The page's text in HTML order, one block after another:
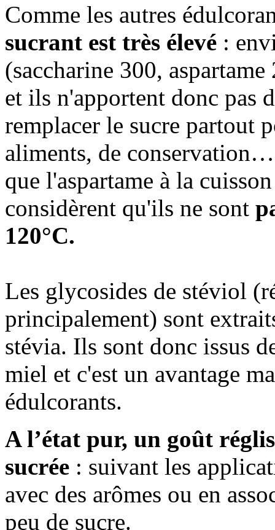
Comme les autres
sucrant est très élevé :
(saccharine 300,
et ils n'apportent donc pas
remplacer le sucre partout
aliments, de
que l'aspartame à la
considèrent qu'ils ne sont
120°C.
Les glycosides de stéviol
principalement) sont
stévia. Ils sont donc issus
miel et c'est un avantage
édulcorants.
A l’état pur, un goût
sucrée : suivant les
avec des arômes ou en
peu de sucre.